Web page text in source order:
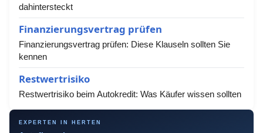
dahintersteckt
Finanzierungsvertrag prüfen
Finanzierungsvertrag prüfen: Diese Klauseln sollten Sie
kennen
Restwertrisiko
Restwertrisiko beim Autokredit: Was Käufer wissen sollten
EXPERTEN IN HERTEN